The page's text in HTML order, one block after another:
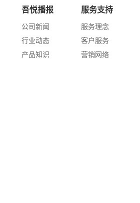
吾悦播报
公司新闻
行业动态
产品知识
服务支持
服务理念
客户服务
营销网络